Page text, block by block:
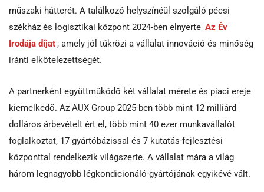
műszaki hátterét. A találkozó helyszínéül szolgáló pécsi
székház és logisztikai központ 2024-ben elnyerte Az Év
Irodája díjat , amely jól tükrözi a vállalat innováció és minőség
iránti elkötelezettségét.
A partnerként együttműködő két vállalat mérete és piaci ereje
kiemelkedő. Az AUX Group 2025-ben több mint 12 milliárd
dolláros árbevételt ért el, több mint 40 ezer munkavállalót
foglalkoztat, 17 gyártóbázissal és 7 kutatás-fejlesztési
központtal rendelkezik világszerte. A vállalat mára a világ
három legnagyobb légkondicionáló-gyártójának egyikévé vált.